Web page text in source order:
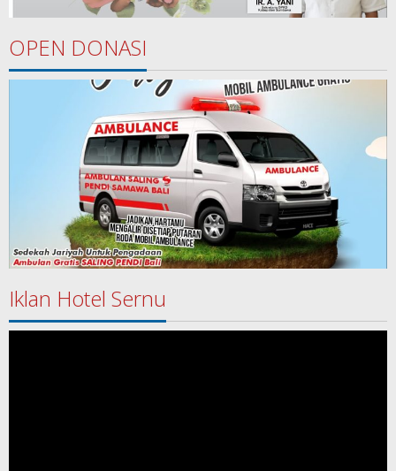
OPEN DONASI
Iklan Hotel Sernu